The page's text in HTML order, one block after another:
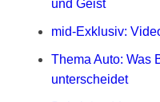
und Geist
mid-Exklusiv:
Thema Auto: Was
unterscheidet